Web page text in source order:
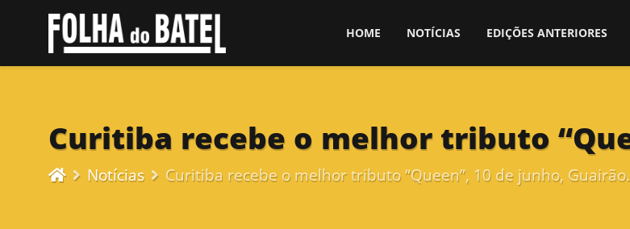
HOME NOTÍCIAS EDIÇÕES ANTERIORES
Curitiba recebe o melhor tributo
Notícias Curitiba recebe o melhor tributo “Queen”, 10 de junho, Guairão.